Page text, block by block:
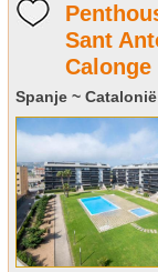
Sant
Calonge
Spanje ~